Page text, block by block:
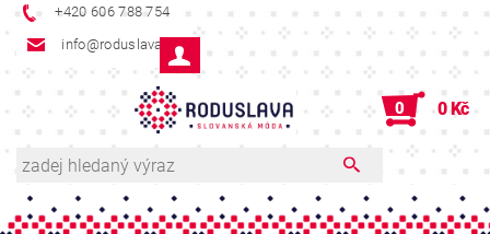
+420 606 788 754
info@roduslava.cz
0 0 Kč